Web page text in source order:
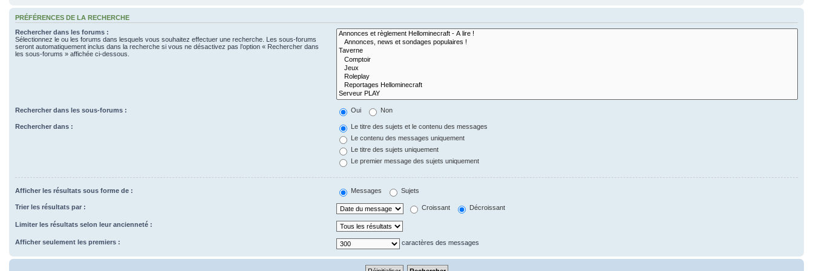
PRÉFÉRENCES DE LA RECHERCHE
Rechercher dans les forums :
Sélectionnez le ou les forums dans lesquels vous souhaitez effectuer une recherche. Les sous-forums
seront automatiquement inclus dans la recherche si vous ne désactivez pas l’option « Rechercher dans
les sous-forums » affichée ci-dessous.
Rechercher dans les sous-forums : Oui Non
Rechercher dans :
Le titre des sujets et le contenu des messages
Le contenu des messages uniquement
Le titre des sujets uniquement
Le premier message des sujets uniquement
Afficher les résultats sous forme de : Messages Sujets
Trier les résultats par : Croissant Décroissant
Limiter les résultats selon leur ancienneté :
Afficher seulement les premiers : caractères des messages